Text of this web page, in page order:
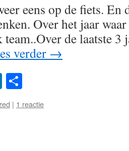
eens op de fiets. En
Over het jaar
team..Over de laatste
verder →
LinkedIn
| 1 reactie